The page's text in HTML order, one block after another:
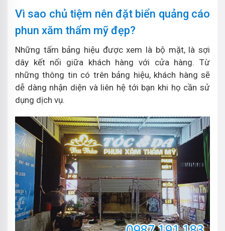
Vì sao chủ tiệm nên đặt biển quảng cáo
phun xăm thẩm mỹ đẹp?
Những tấm bảng hiệu được xem là bộ mặt, là sợi
dây kết nối giữa khách hàng với cửa hàng. Từ
những thông tin có trên bảng hiệu, khách hàng sẽ
dễ dàng nhận diện và liên hệ tới bạn khi họ cần sử
dụng dịch vụ.